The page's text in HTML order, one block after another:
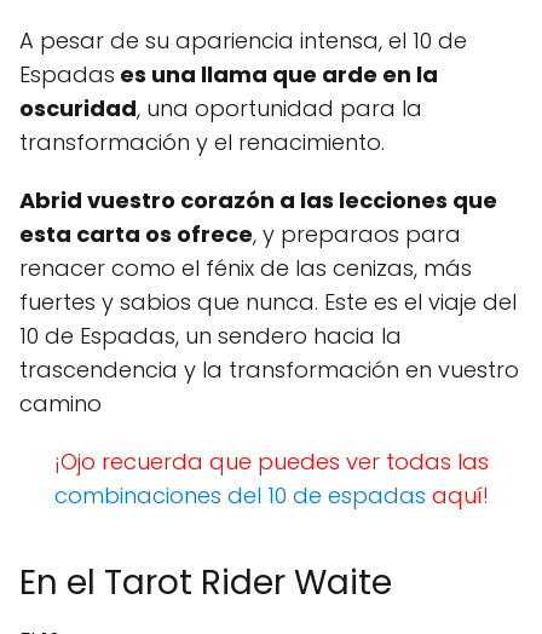
A pesar de su apariencia intensa, el 10 de
Espadas es una llama que arde en la
oscuridad, una oportunidad para la
transformación y el renacimiento.
Abrid vuestro corazón a las lecciones que
esta carta os ofrece, y preparaos para
renacer como el fénix de las cenizas, más
fuertes y sabios que nunca. Este es el viaje del
10 de Espadas, un sendero hacia la
trascendencia y la transformación en vuestro
camino
¡Ojo recuerda que puedes ver todas las
combinaciones del 10 de espadas aquí!
En el Tarot Rider Waite